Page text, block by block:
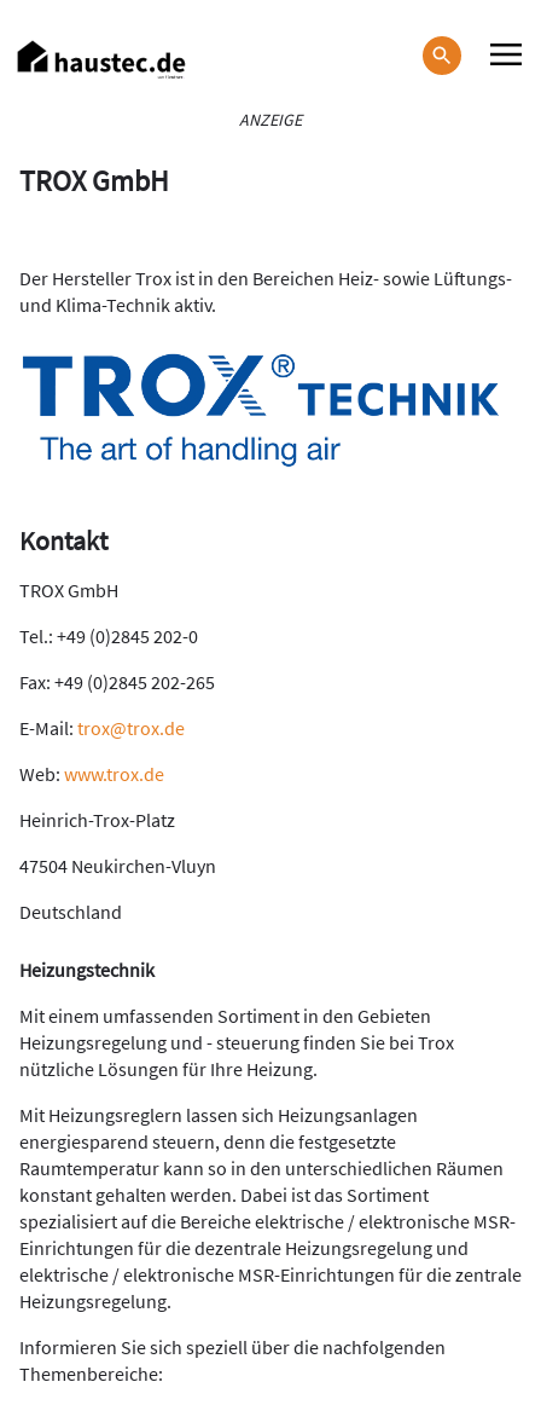
zum
Inhalt
ANZEIGE
TROX GmbH
Der Hersteller Trox ist in den Bereichen Heiz- sowie Lüftungs-
und Klima-Technik aktiv.
Kontakt
TROX GmbH
Tel.: +49 (0)2845 202-0
Fax: +49 (0)2845 202-265
E-Mail: trox@trox.de
Web: www.trox.de
Heinrich-Trox-Platz
47504 Neukirchen-Vluyn
Deutschland
Heizungstechnik
Mit einem umfassenden Sortiment in den Gebieten
Heizungsregelung und - steuerung finden Sie bei Trox
nützliche Lösungen für Ihre Heizung.
Mit Heizungsreglern lassen sich Heizungsanlagen
energiesparend steuern, denn die festgesetzte
Raumtemperatur kann so in den unterschiedlichen Räumen
konstant gehalten werden. Dabei ist das Sortiment
spezialisiert auf die Bereiche elektrische / elektronische MSR-
Einrichtungen für die dezentrale Heizungsregelung und
elektrische / elektronische MSR-Einrichtungen für die zentrale
Heizungsregelung.
Informieren Sie sich speziell über die nachfolgenden
Themenbereiche: